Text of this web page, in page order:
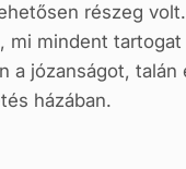
részeg
mindent
a józanságot, talán
házában.